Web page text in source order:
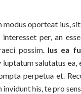
modus oporteat ius,
per, an
possim. Ius ea
salutatus ea,
perpetua et.
his, te pro